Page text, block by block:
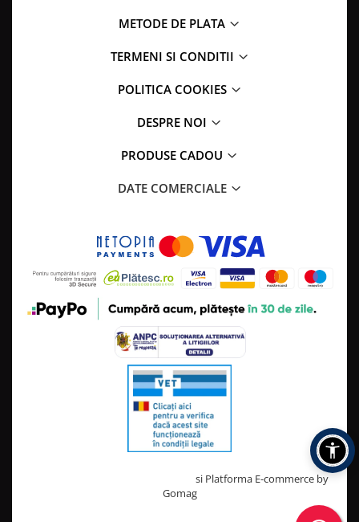
METODE DE PLATA
TERMENI SI CONDITII
POLITICA COOKIES
DESPRE NOI
PRODUSE CADOU
DATE COMERCIALE
si Platforma E-commerce by
Gomag